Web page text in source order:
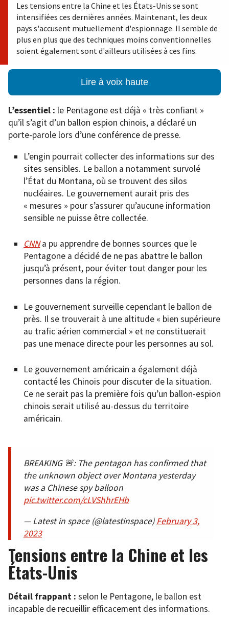
Les tensions entre la Chine et les États-Unis se sont
intensifiées ces dernières années. Maintenant, les deux
pays s'accusent mutuellement d'espionnage. Il semble de
plus en plus que des techniques moins conventionnelles
soient également sont d'ailleurs utilisées à ces fins.
Lire à voix haute
L’essentiel : le Pentagone est déjà « très confiant »
qu’il s’agit d’un ballon espion chinois, a déclaré un
porte-parole lors d’une conférence de presse.
L’engin pourrait collecter des informations sur des
sites sensibles. Le ballon a notamment survolé
l’État du Montana, où se trouvent des silos
nucléaires. Le gouvernement aurait pris des
« mesures » pour s’assurer qu’aucune information
sensible ne puisse être collectée.
CNNa pu apprendre de bonnes sources que le
Pentagone a décidé de ne pas abattre le ballon
jusqu’à présent, pour éviter tout danger pour les
personnes dans la région.
Le gouvernement surveille cependant le ballon de
près. Il se trouverait à une altitude « bien supérieure
au trafic aérien commercial » et ne constituerait
pas une menace directe pour les personnes au sol.
Le gouvernement américain a également déjà
contacté les Chinois pour discuter de la situation.
Ce ne serait pas la première fois qu’un ballon-espion
chinois serait utilisé au-dessus du territoire
américain.
BREAKING 🚨: The pentagon has confirmed that
the unknown object over Montana yesterday
was a Chinese spy balloon
pic.twitter.com/cLVShhrEHb
— Latest in space (@latestinspace)February 3,
2023
Tensions entre la Chine et les
États-Unis
Détail frappant : selon le Pentagone, le ballon est
incapable de recueillir efficacement des informations.